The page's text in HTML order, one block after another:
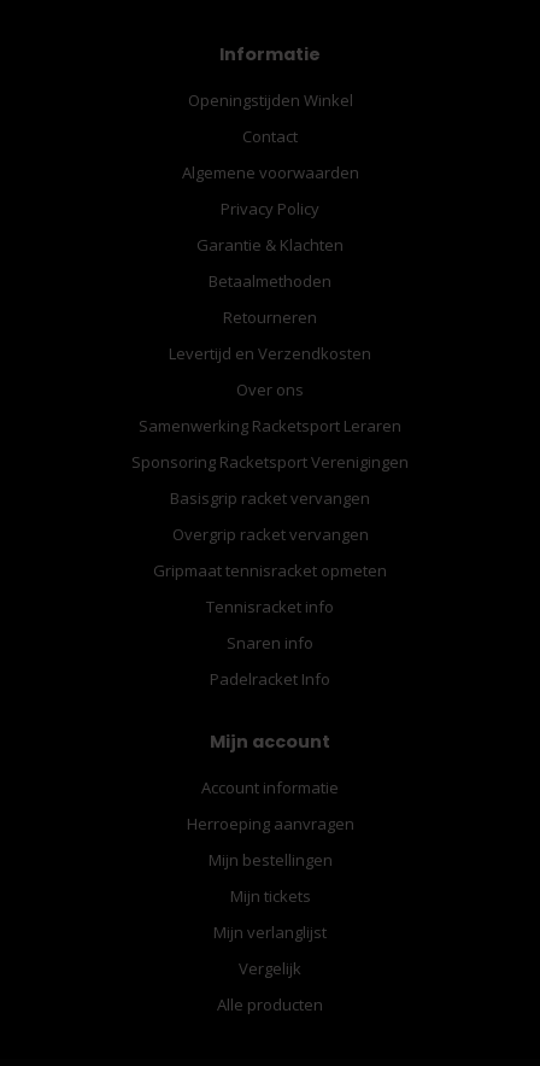
Informatie
Openingstijden Winkel
Contact
Algemene voorwaarden
Privacy Policy
Garantie & Klachten
Betaalmethoden
Retourneren
Levertijd en Verzendkosten
Over ons
Samenwerking Racketsport Leraren
Sponsoring Racketsport Verenigingen
Basisgrip racket vervangen
Overgrip racket vervangen
Gripmaat tennisracket opmeten
Tennisracket info
Snaren info
Padelracket Info
Mijn account
Account informatie
Herroeping aanvragen
Mijn bestellingen
Mijn tickets
Mijn verlanglijst
Vergelijk
Alle producten